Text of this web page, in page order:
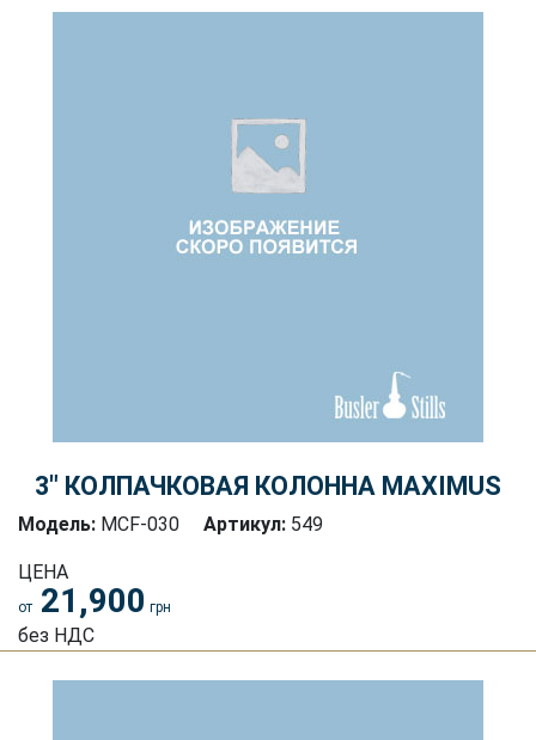
3″ КОЛПАЧКОВАЯ КОЛОННА MAXIMUS
Модель: MCF-030 Артикул: 549
ЦЕНА
от 21,900 грн
без НДС